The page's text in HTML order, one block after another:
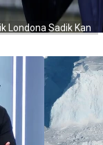
Londona Sadik Kan